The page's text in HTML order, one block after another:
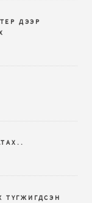
ДЭЭР